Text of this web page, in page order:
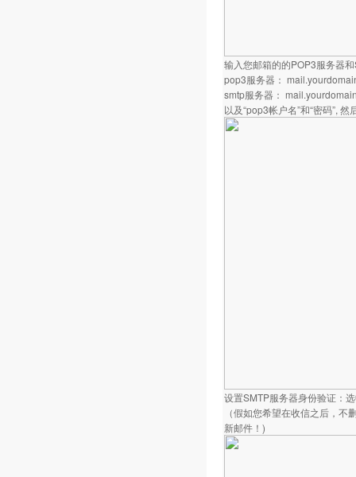
输入您邮箱的的POP3服务器
pop3服务器：
smtp服务器：
以及“pop3帐户名”和“密码”, 然
设置SMTP服务器身份验证：
（假如您希望在收信之后，
新邮件！)